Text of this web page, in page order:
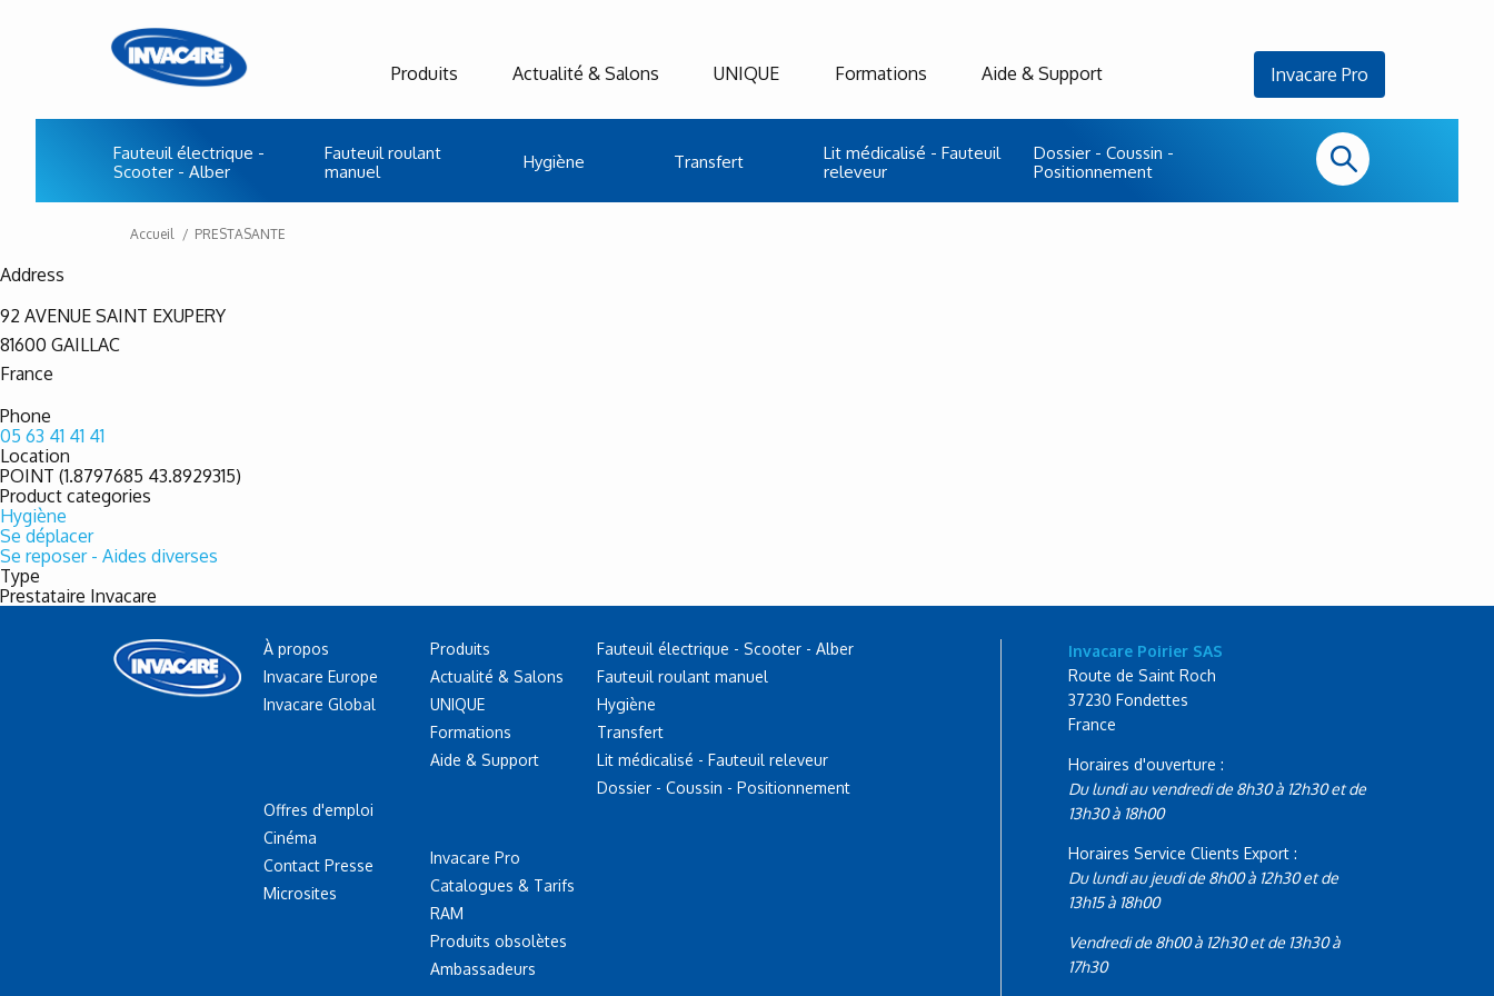
Produits
Fauteuil électrique -
Scooter - Alber
Fauteuil roulant
manuel
Hygiène Transfert
Lit médicalisé - Fauteuil
releveur
Dossier - Coussin -
Positionnement
Actualité & Salons UNIQUE Formations Aide & Support Invacare Pro
Accueil PRESTASANTE
Address
92 AVENUE SAINT EXUPERY
81600 GAILLAC
France
Phone
05 63 41 41 41
Location
POINT (1.8797685 43.8929315)
Product categories
Hygiène
Se déplacer
Se reposer - Aides diverses
Type
Prestataire Invacare
À propos
Invacare Europe
Invacare Global
Offres d'emploi
Cinéma
Contact Presse
Microsites
Produits
Actualité & Salons
UNIQUE
Formations
Aide & Support
Invacare Pro
Catalogues & Tarifs
RAM
Produits obsolètes
Ambassadeurs
Fauteuil électrique - Scooter - Alber
Fauteuil roulant manuel
Hygiène
Transfert
Lit médicalisé - Fauteuil releveur
Dossier - Coussin - Positionnement
Invacare Poirier SAS
Route de Saint Roch
37230 Fondettes
France
Horaires d'ouverture :
Du lundi au vendredi de 8h30 à 12h30 et de
13h30 à 18h00
Horaires Service Clients Export :
Du lundi au jeudi de 8h00 à 12h30 et de
13h15 à 18h00
Vendredi de 8h00 à 12h30 et de 13h30 à
17h30